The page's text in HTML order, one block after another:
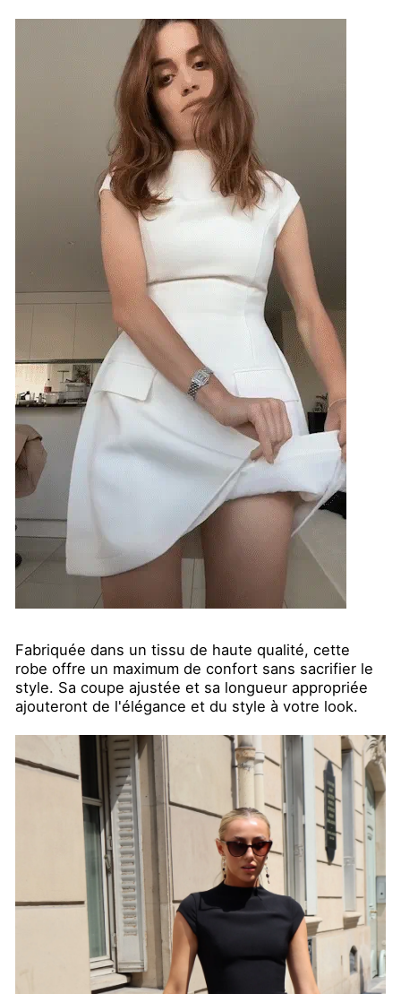
Fabriquée dans un tissu de haute qualité, cette
robe offre un maximum de confort sans sacrifier le
style. Sa coupe ajustée et sa longueur appropriée
ajouteront de l'élégance et du style à votre look.